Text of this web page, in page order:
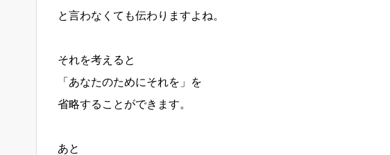
と言わなくても伝わりますよね。
それを考えると
「あなたのためにそれを」を
省略することができます。
あと